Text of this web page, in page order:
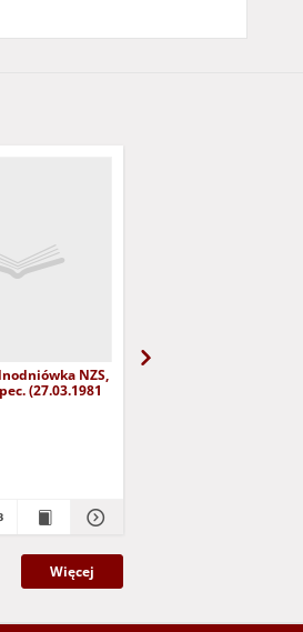
NZS,
(27.03.1981
Więcej